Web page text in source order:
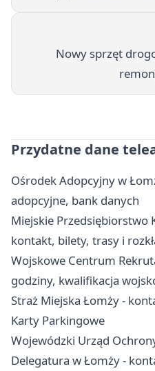
Nowy sprzęt
Przydatne dane
Ośrodek Adopcyjny w
adopcyjne, bank danych
Miejskie Przedsiębiorstwo
kontakt, bilety, trasy i
Wojskowe Centrum
godziny, kwalifikacja
Straż Miejska Łomży -
Karty Parkingowe
Wojewódzki Urząd
Delegatura w Łomży -